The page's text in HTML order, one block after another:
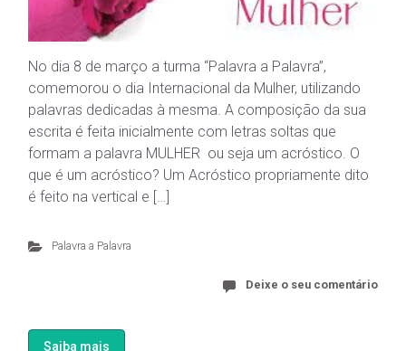
No dia 8 de março a turma “Palavra a Palavra”,
comemorou o dia Internacional da Mulher, utilizando
palavras dedicadas à mesma. A composição da sua
escrita é feita inicialmente com letras soltas que
formam a palavra MULHER ou seja um acróstico. O
que é um acróstico? Um Acróstico propriamente dito
é feito na vertical e […]
Palavra a Palavra
Deixe o seu comentário
Saiba mais